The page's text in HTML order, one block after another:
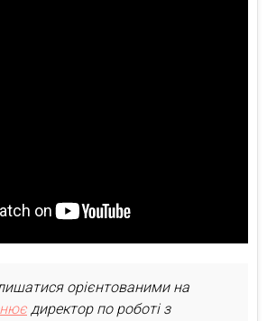
орієнтованими на
директор по роботі з